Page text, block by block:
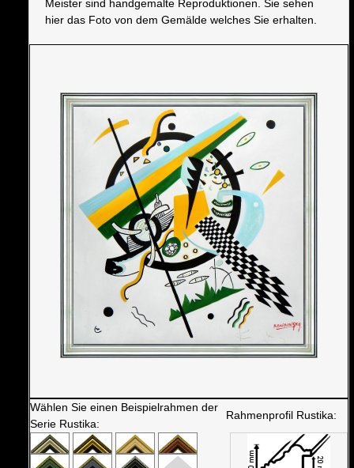
Meister sind handgemalte Reproduktionen. Sie sehen
hier das Foto von dem Gemälde welches Sie erhalten.
Wählen Sie einen Beispielrahmen der
Serie Rustika:
Rahmenprofil Rustika: